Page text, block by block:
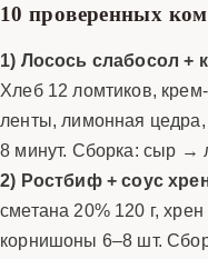
10 проверенных
1) Лосось слабосол +
Хлеб 12 ломтиков,
ленты, лимонная
8 минут. Сборка: сыр →
2) Ростбиф + соус
сметана 20% 120 г,
корнишоны 6–8 шт.